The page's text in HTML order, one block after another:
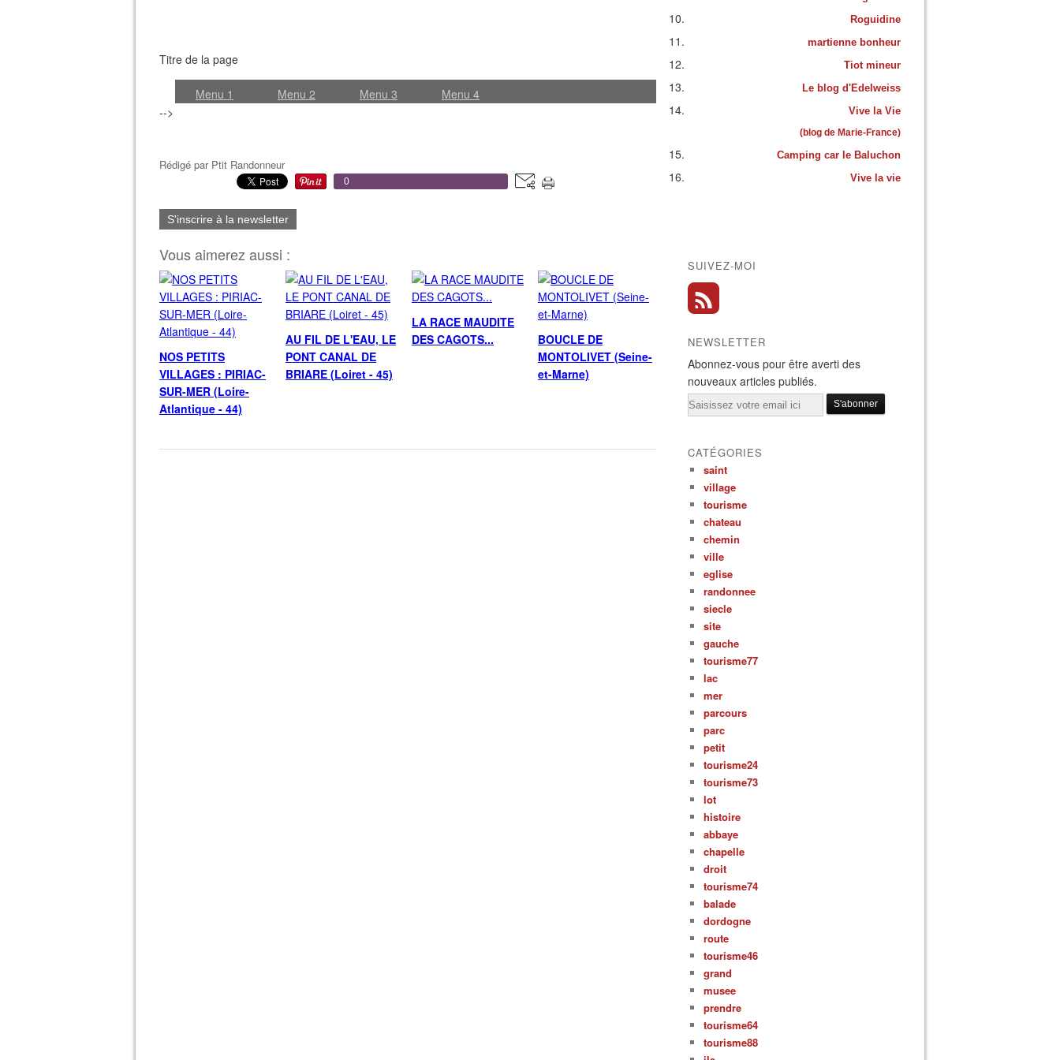
Titre de la page
Menu 1 Menu 2 Menu 3
Menu 4
-->
Rédigé par Ptit Randonneur
Repost
0
S'inscrire à la newsletter
Vous aimerez aussi :
NOS PETITS
VILLAGES : PIRIAC-
SUR-MER (Loire-
Atlantique - 44)
AU FIL DE L'EAU, LE
PONT CANAL DE
BRIARE (Loiret - 45)
LA RACE MAUDITE
DES CAGOTS...
BOUCLE DE
MONTOLIVET (Seine-
et-Marne)
Roguidine
martienne bonheur
Tiot mineur
Le blog d'Edelweiss
Vive la Vie
(blog de Marie-France)
Camping car le Baluchon
Vive la vie
SUIVEZ-MOI
NEWSLETTER
Abonnez-vous pour être averti des
nouveaux articles publiés.
Email
CATÉGORIES
saint
village
tourisme
chateau
chemin
ville
eglise
randonnee
siecle
site
gauche
tourisme77
lac
mer
parcours
parc
petit
tourisme24
tourisme73
lot
histoire
abbaye
chapelle
droit
tourisme74
balade
dordogne
route
tourisme46
grand
musee
prendre
tourisme64
tourisme88